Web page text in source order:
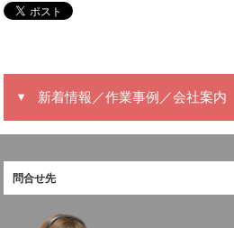
新着情報／作業事例／会社案内
問合せ先